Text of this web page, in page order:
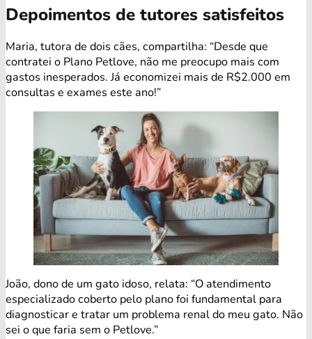
Depoimentos de tutores satisfeitos
Maria, tutora de dois cães, compartilha: “Desde que
contratei o Plano Petlove, não me preocupo mais com
gastos inesperados. Já economizei mais de R$2.000 em
consultas e exames este ano!”
João, dono de um gato idoso, relata: “O atendimento
especializado coberto pelo plano foi fundamental para
diagnosticar e tratar um problema renal do meu gato. Não
sei o que faria sem o Petlove.”